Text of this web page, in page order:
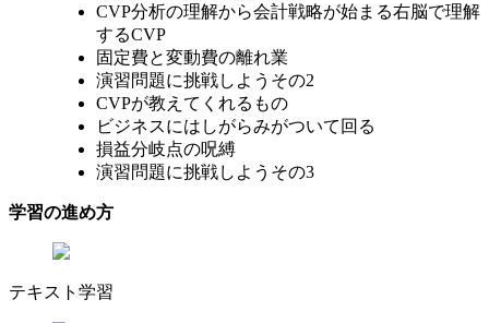
CVP分析の理解から会計戦略が始まる右脳で理解
するCVP
固定費と変動費の離れ業
演習問題に挑戦しようその2
CVPが教えてくれるもの
ビジネスにはしがらみがついて回る
損益分岐点の呪縛
演習問題に挑戦しようその3
学習の進め方
テキスト学習